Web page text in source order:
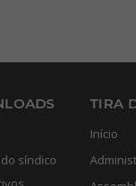
síndico
TIRA
Início